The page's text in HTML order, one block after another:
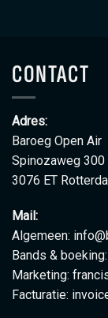
CONTACT
Adres:
Baroeg Open Air
Spinozaweg 300
3076 ET
Mail:
Algemeen:
Bands & boeking:
Marketing:
Facturatie: